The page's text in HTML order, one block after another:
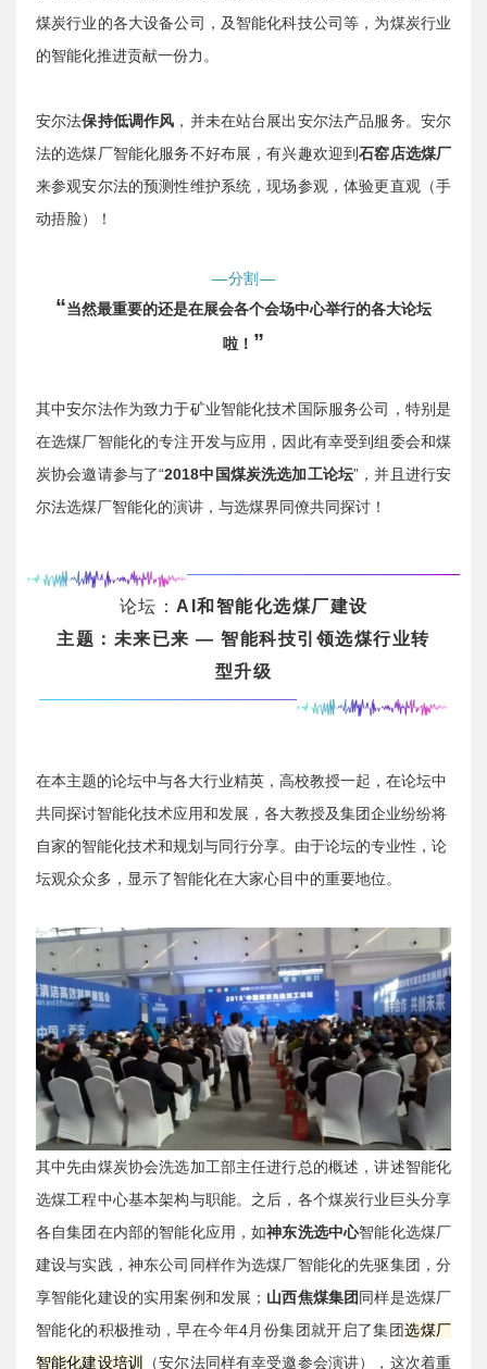
煤炭行业的各大设备公司，及智能化科技公司等，为煤炭行业
的智能化推进贡献一份力。
安尔法保持低调作风 ，并未在站台展出安尔法产品服务。安尔
法的选煤厂智能化服务不好布展，有兴趣欢迎到石窑店选煤厂
来参观安尔法的预测性维护系统，现场参观，体验更直观（手
动捂脸）！
—分割—
“当然最重要的还是在展会各个会场中心举行的各大论坛
啦！ ”
其中安尔法作为致力于矿业智能化技术国际服务公司，特别是
在选煤厂智能化的专注开发与应用，因此有幸受到组委会和煤
炭协会邀请参与了“2018中国煤炭洗选加工论坛”，并且进行安
尔法选煤厂智能化的演讲，与选煤界同僚共同探讨！
论坛： AI和智能化选煤厂建设
主题：未来已来 — 智能科技引领选煤行业转
型升级
在本主题的论坛中与各大行业精英，高校教授一起，在论坛中
共同探讨智能化技术应用和发展，各大教授及集团企业纷纷将
自家的智能化技术和规划与同行分享。由于论坛的专业性，论
坛观众众多，显示了智能化在大家心目中的重要地位。
其中先由煤炭协会洗选加工部主任进行总的概述，讲述智能化
选煤工程中心基本架构与职能。之后，各个煤炭行业巨头分享
各自集团在内部的智能化应用，如神东洗选中心智能化选煤厂
建设与实践，神东公司同样作为选煤厂智能化的先驱集团，分
享智能化建设的实用案例和发展； 山西焦煤集团同样是选煤厂
智能化的积极推动，早在今年4月份集团就开启了集团选煤厂
智能化建设培训
（安尔法同样有幸受邀参会演讲），这次着重